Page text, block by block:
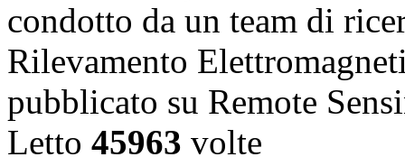
condotto da un team di
Rilevamento
pubblicato su Remote
Letto 45963 volte